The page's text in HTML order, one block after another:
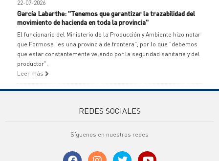
22-07-2026
García Labarthe: "Tenemos que garantizar la trazabilidad del
movimiento de hacienda en toda la provincia"
El funcionario del Ministerio de la Producción y Ambiente hizo notar
que Formosa "es una provincia de frontera", por lo que "debemos
que estar constantemente velando por la seguridad sanitaria y del
productor".
Leer más
REDES SOCIALES
Síguenos en nuestras redes